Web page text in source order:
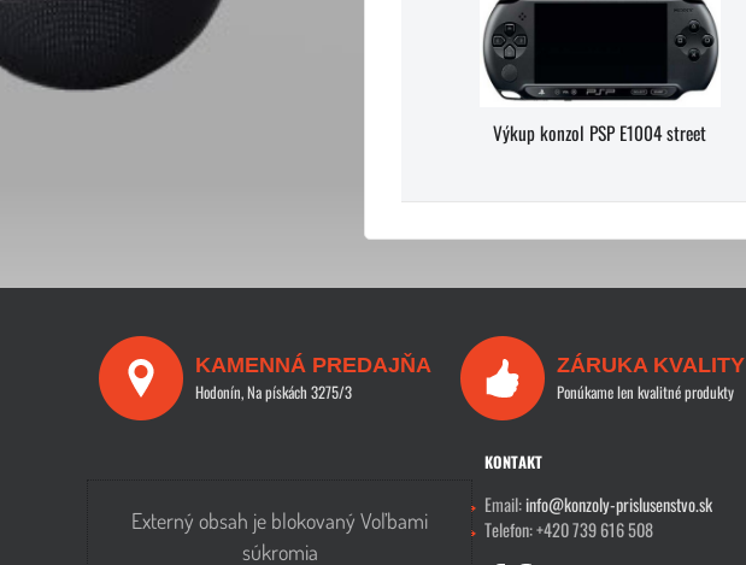
Výkup konzol PSP E1004 street
KAMENNÁ PREDAJŇA
Hodonín, Na pískách 3275/3
ZÁRUKA KVALITY
Ponúkame len kvalitné produkty
Externý obsah je blokovaný Voľbami
súkromia
KONTAKT
Email:info@konzoly-prislusenstvo.sk
Telefon: +420 739 616 508